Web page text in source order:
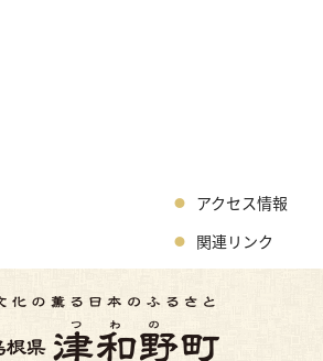
アクセス情報
関連リンク